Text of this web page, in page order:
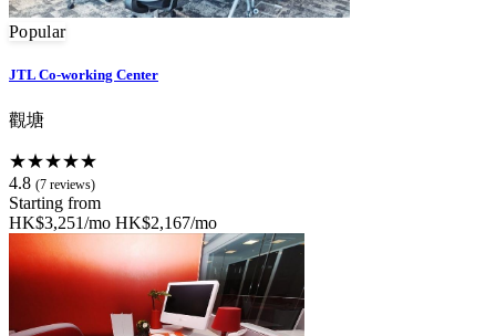
Popular
JTL Co-working Center
觀塘
★★★★★
4.8 (7 reviews)
Starting from
HK$3,251/mo HK$2,167/mo